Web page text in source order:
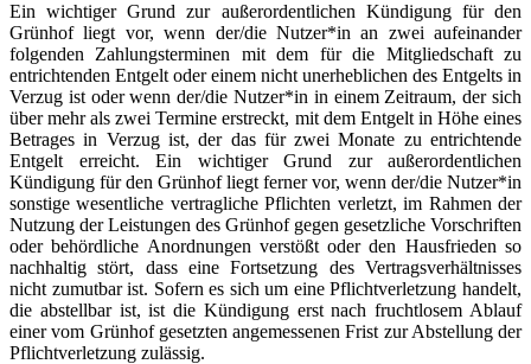
Ein wichtiger Grund zur außerordentlichen Kündigung für den
Grünhof liegt vor, wenn der/die Nutzer*in an zwei aufeinander
folgenden Zahlungsterminen mit dem für die Mitgliedschaft zu
entrichtenden Entgelt oder einem nicht unerheblichen des Entgelts in
Verzug ist oder wenn der/die Nutzer*in in einem Zeitraum, der sich
über mehr als zwei Termine erstreckt, mit dem Entgelt in Höhe eines
Betrages in Verzug ist, der das für zwei Monate zu entrichtende
Entgelt erreicht. Ein wichtiger Grund zur außerordentlichen
Kündigung für den Grünhof liegt ferner vor, wenn der/die Nutzer*in
sonstige wesentliche vertragliche Pflichten verletzt, im Rahmen der
Nutzung der Leistungen des Grünhof gegen gesetzliche Vorschriften
oder behördliche Anordnungen verstößt oder den Hausfrieden so
nachhaltig stört, dass eine Fortsetzung des Vertragsverhältnisses
nicht zumutbar ist. Sofern es sich um eine Pflichtverletzung handelt,
die abstellbar ist, ist die Kündigung erst nach fruchtlosem Ablauf
einer vom Grünhof gesetzten angemessenen Frist zur Abstellung der
Pflichtverletzung zulässig.